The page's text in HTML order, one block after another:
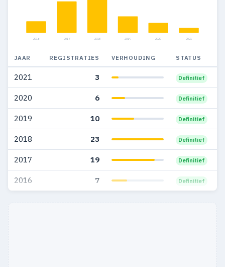
2016 2017 2018 2019 2020 2021
JAAR REGISTRATIES VERHOUDING STATUS
2021 3 Definitief
2020 6 Definitief
2019 10 Definitief
2018 23 Definitief
2017 19 Definitief
2016 7 Definitief